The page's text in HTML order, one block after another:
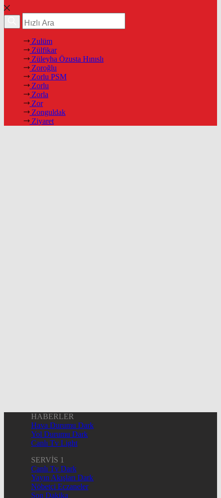
Zulüm
Zülfikar
Züleyha Özusta Hınıslı
Zoroğlu
Zorlu PSM
Zorlu
Zorla
Zor
Zonguldak
Ziyaret
HABERLER
Hava Durumu Dark
Yol Durumu Dark
Canlı Tv Light
SERVİS 1
Canlı Tv Dark
Yayın Akışları Dark
Nöbetçi Eczaneler
Son Dakika